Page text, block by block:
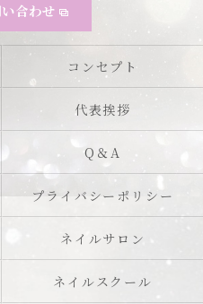
合わせ
コンセプト
代表挨拶
Q＆A
プライバシーポリシー
ネイルサロン
ネイルスクール